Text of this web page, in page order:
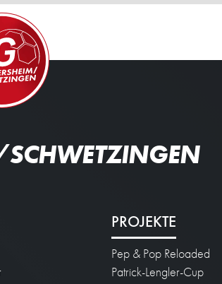
PROJEKTE
Pep & Pop Reloaded
Patrick-Lengler-Cup